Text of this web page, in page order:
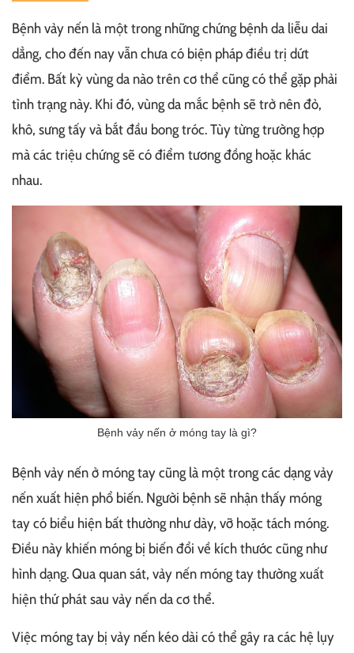
Bệnh vảy nến là một trong những chứng bệnh da liễu dai
dẳng, cho đến nay vẫn chưa có biện pháp điều trị dứt
điểm. Bất kỳ vùng da nào trên cơ thể cũng có thể gặp phải
tình trạng này. Khi đó, vùng da mắc bệnh sẽ trở nên đỏ,
khô, sưng tấy và bắt đầu bong tróc. Tùy từng trường hợp
mà các triệu chứng sẽ có điểm tương đồng hoặc khác
nhau.
Bệnh vảy nến ở móng tay là gì?
Bệnh vảy nến ở móng tay cũng là một trong các dạng vảy
nến xuất hiện phổ biến. Người bệnh sẽ nhận thấy móng
tay có biểu hiện bất thường như dày, vỡ hoặc tách móng.
Điều này khiến móng bị biến đổi về kích thước cũng như
hình dạng. Qua quan sát, vảy nến móng tay thường xuất
hiện thứ phát sau vảy nến da cơ thể.
Việc móng tay bị vảy nến kéo dài có thể gây ra các hệ lụy